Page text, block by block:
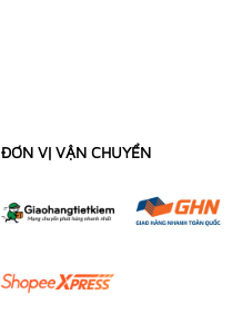
ĐƠN VỊ VẬN CHUYỂN